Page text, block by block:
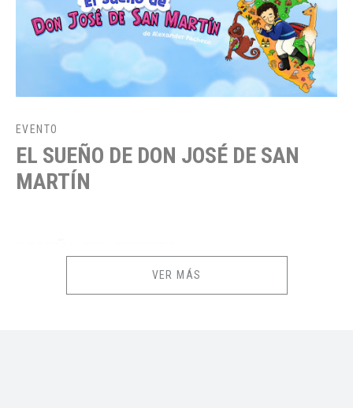
EVENTO
EL SUEÑO DE DON JOSÉ DE SAN
MARTÍN
VER MÁS